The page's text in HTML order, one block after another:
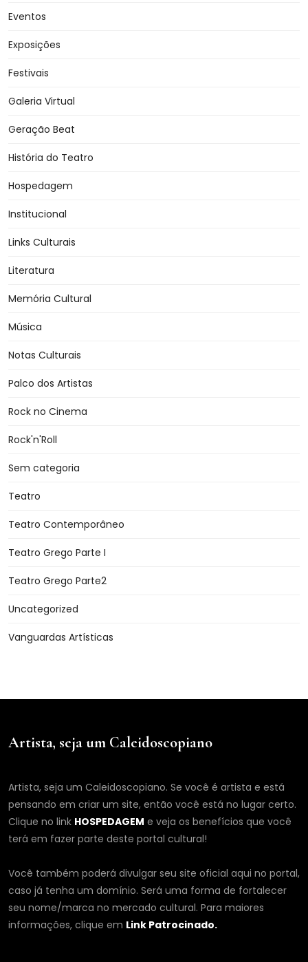
Eventos
Exposições
Festivais
Galeria Virtual
Geração Beat
História do Teatro
Hospedagem
Institucional
Links Culturais
Literatura
Memória Cultural
Música
Notas Culturais
Palco dos Artistas
Rock no Cinema
Rock'n'Roll
Sem categoria
Teatro
Teatro Contemporâneo
Teatro Grego Parte I
Teatro Grego Parte2
Uncategorized
Vanguardas Artísticas
Artista, seja um Caleidoscopiano
Artista, seja um Caleidoscopiano. Se você é artista e está
pensando em criar um site, então você está no lugar certo.
Clique no link HOSPEDAGEM e veja os benefícios que você
terá em fazer parte deste portal cultural!
Você também poderá divulgar seu site oficial aqui no portal,
caso já tenha um domínio. Será uma forma de fortalecer
seu nome/marca no mercado cultural. Para maiores
informações, clique em Link Patrocinado.